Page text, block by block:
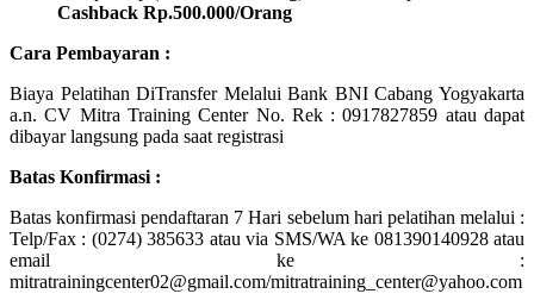
Cashback Rp.500.000/Orang
Cara Pembayaran :
Biaya Pelatihan DiTransfer Melalui Bank BNI Cabang Yogyakarta
a.n. CV Mitra Training Center No. Rek : 0917827859 atau dapat
dibayar langsung pada saat registrasi
Batas Konfirmasi :
Batas konfirmasi pendaftaran 7 Hari sebelum hari pelatihan melalui :
Telp/Fax : (0274) 385633 atau via SMS/WA ke 081390140928 atau
email ke :
mitratrainingcenter02@gmail.com/mitratraining_center@yahoo.com